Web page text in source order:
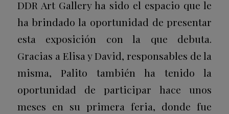
DDR Art Gallery ha sido el espacio que le
ha brindado la oportunidad de presentar
esta exposición con la que debuta.
Gracias a Elisa y David, responsables de la
misma, Palito también ha tenido la
oportunidad de participar hace unos
meses en su primera feria, donde fue